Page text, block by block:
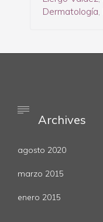
Dermatología,

Archives
agosto 2020
marzo 2015
enero 2015